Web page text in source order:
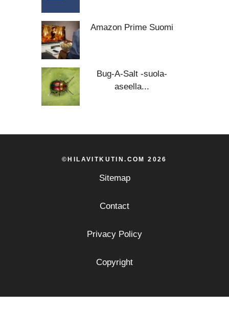
Amazon Prime Suomi
Bug-A-Salt -suola-
aseella...
©HILAVITKUTIN.COM 2026
Sitemap
Contact
Privacy Policy
Copyright